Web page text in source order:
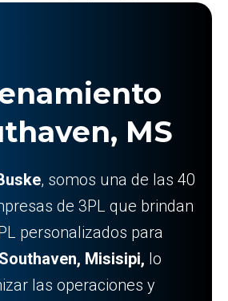
MS
, somos una de las 40
de 3PL que brindan
personalizados para
Southaven, Misisipi, lo
las operaciones y